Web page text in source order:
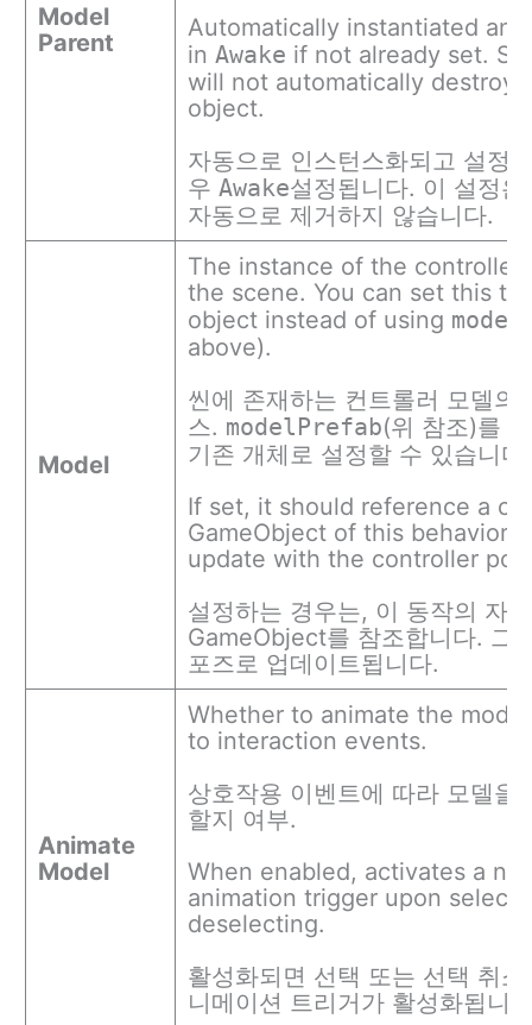
Model
Parent
Automatically instantiated
inAwake if not already set.
will not automatically destroy
object.
자동으로 인스턴스화되고 설정
우Awake설정됩니다. 이 설정
자동으로 제거하지 않습니다.
Model
The instance of the controller
the scene. You can set this to
object instead of using
above).
씬에 존재하는 컨트롤러 모델의
스. modelPrefab(위 참조)를
기존 개체로 설정할 수 있습니다.
If set, it should reference a
GameObject of this behavior
update with the controller
설정하는 경우는, 이 동작의 자식
GameObject를 참조합니다. 그
포즈로 업데이트됩니다.
Animate
Model
Whether to animate the
to interaction events.
상호작용 이벤트에 따라 모델을
할지 여부.
When enabled, activates a
animation trigger upon
deselecting.
활성화되면 선택 또는 선택 취
니메이션 트리거가 활성화됩니